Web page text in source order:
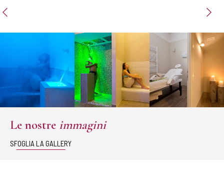
Le nostre immagini
SFOGLIA LA GALLERY